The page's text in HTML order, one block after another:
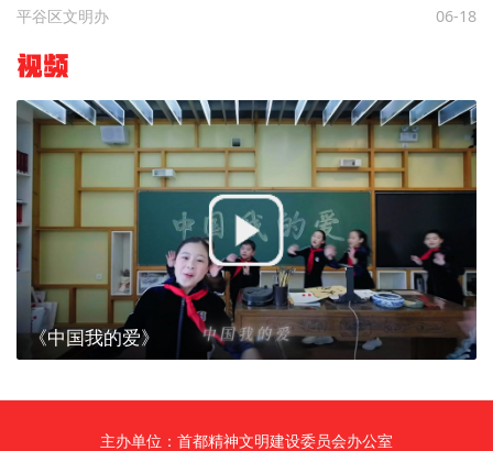
平谷区文明办 06-18
视频
《中国我的爱》
主办单位：首都精神文明建设委员会办公室